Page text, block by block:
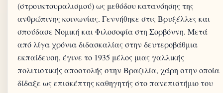
(στρουκτουραλισμού) ως μεθόδου κατανόησης της
ανθρώπινης κοινωνίας. Γεννήθηκε στις Βρυξέλλες και
σπούδασε Νομική και Φιλοσοφία στη Σορβόννη. Μετά
από λίγα χρόνια διδασκαλίας στην δευτεροβάθμια
εκπαίδευση, έγινε το 1935 μέλος μιας γαλλικής
πολιτιστικής αποστολής στην Βραζιλία, χάρη στην οποία
δίδαξε ως επισκέπτης καθηγητής στο πανεπιστήμιο του